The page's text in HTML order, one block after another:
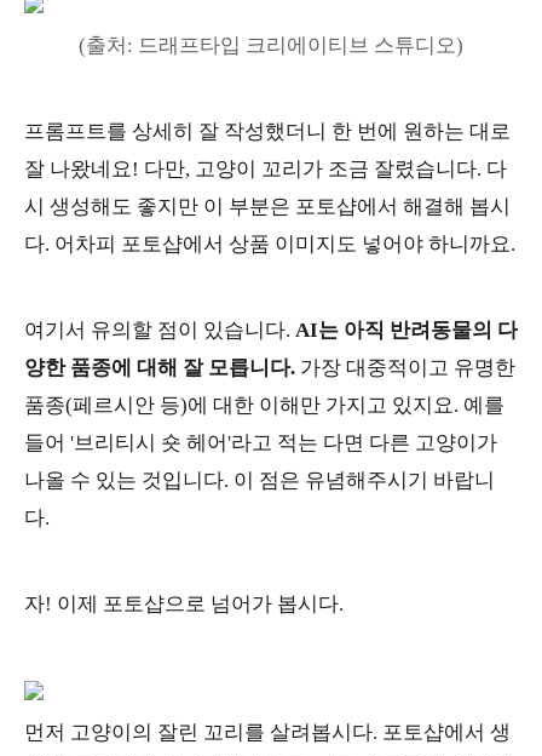
(출처: 드래프타입 크리에이티브 스튜디오)
프롬프트를 상세히 잘 작성했더니 한 번에 원하는 대로
잘 나왔네요! 다만, 고양이 꼬리가 조금 잘렸습니다. 다
시 생성해도 좋지만 이 부분은 포토샵에서 해결해 봅시
다. 어차피 포토샵에서 상품 이미지도 넣어야 하니까요.
여기서 유의할 점이 있습니다. AI는 아직 반려동물의 다
양한 품종에 대해 잘 모릅니다. 가장 대중적이고 유명한
품종(페르시안 등)에 대한 이해만 가지고 있지요. 예를
들어 '브리티시 숏 헤어'라고 적는 다면 다른 고양이가
나올 수 있는 것입니다. 이 점은 유념해주시기 바랍니
다.
자! 이제 포토샵으로 넘어가 봅시다.
먼저 고양이의 잘린 꼬리를 살려봅시다. 포토샵에서 생